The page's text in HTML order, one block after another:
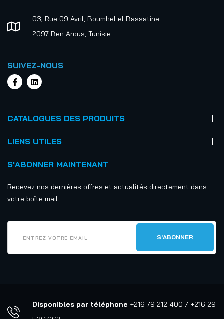
03, Rue 09 Avril, Boumhel el Bassatine
2097 Ben Arous, Tunisie
SUIVEZ-NOUS
CATALOGUES DES PRODUITS
LIENS UTILES
S'ABONNER MAINTENANT
Recevez nos dernières offres et actualités directement dans
votre boîte mail.
Disponibles par téléphone +216 79 212 400 / +216 29